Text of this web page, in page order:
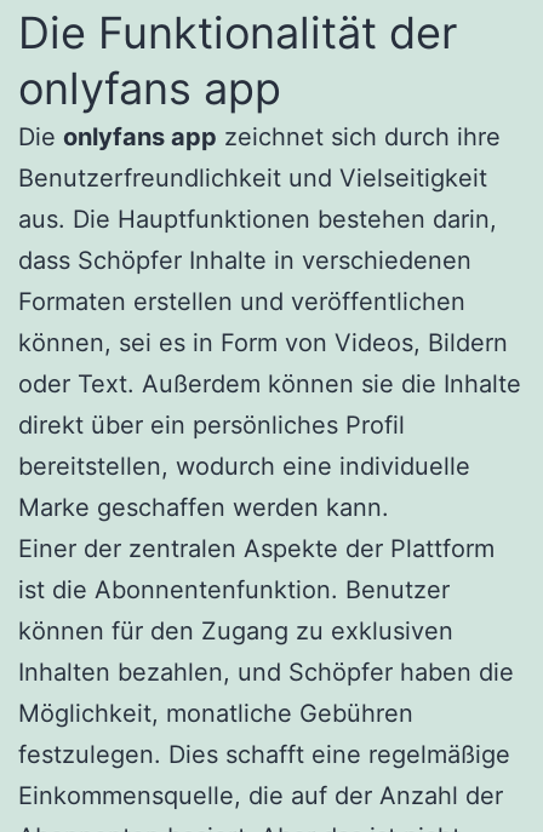
Die Funktionalität der
onlyfans app
Die onlyfans app zeichnet sich durch ihre
Benutzerfreundlichkeit und Vielseitigkeit
aus. Die Hauptfunktionen bestehen darin,
dass Schöpfer Inhalte in verschiedenen
Formaten erstellen und veröffentlichen
können, sei es in Form von Videos, Bildern
oder Text. Außerdem können sie die Inhalte
direkt über ein persönliches Profil
bereitstellen, wodurch eine individuelle
Marke geschaffen werden kann.
Einer der zentralen Aspekte der Plattform
ist die Abonnentenfunktion. Benutzer
können für den Zugang zu exklusiven
Inhalten bezahlen, und Schöpfer haben die
Möglichkeit, monatliche Gebühren
festzulegen. Dies schafft eine regelmäßige
Einkommensquelle, die auf der Anzahl der